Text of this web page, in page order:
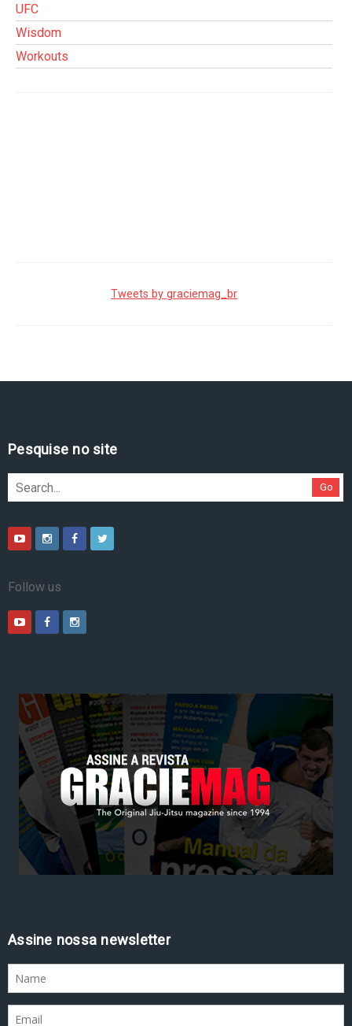
UFC
Wisdom
Workouts
Tweets by graciemag_br
Pesquise no site
Go
Follow us
Assine nossa newsletter